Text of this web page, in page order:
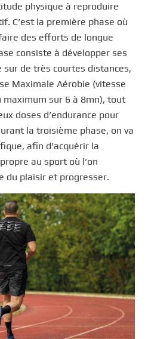
physique à reproduire
C’est la première phase où
des efforts de longue
consiste à développer ses
sur de très courtes distances,
Maximale Aérobie (vitesse
maximum sur 6 à 8mn), tout
doses d’endurance pour
la troisième phase, on va
afin d’acquérir la
au sport où l’on
du plaisir et progresser.